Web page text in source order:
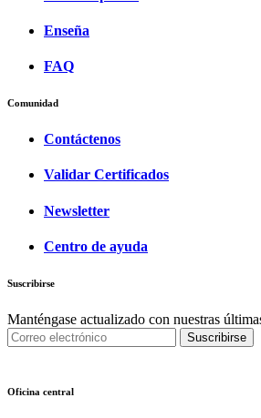
Enseña
FAQ
Comunidad
Contáctenos
Validar Certificados
Newsletter
Centro de ayuda
Suscribirse
Manténgase actualizado con nuestras
Suscribirse
Oficina central